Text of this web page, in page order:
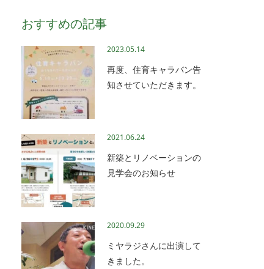
おすすめの記事
2023.05.14
再度、住育キャラバン告
知させていただきます。
2021.06.24
新築とリノベーションの
見学会のお知らせ
2020.09.29
ミヤラジさんに出演して
きました。